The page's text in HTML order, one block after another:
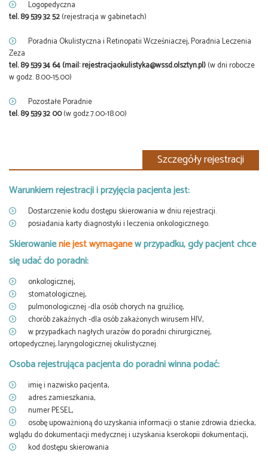
Logopedyczna
tel. 89 539 32 52(rejestracja w gabinetach)
Poradnia Okulistyczna i Retinopatii Wcześniaczej, Poradnia Leczenia
Zeza
tel. 89 539 34 64 (mail: rejestracjaokulistyka@wssd.olsztyn.pl)(w dni robocze
w godz. 8.00-15.00)
Pozostałe Poradnie
tel. 89 539 32 00(w godz.7.00-18.00)
Szczegóły rejestracji
Warunkiem rejestracji i przyjęcia pacjenta jest:
Dostarczenie kodu dostępu skierowania w dniu rejestracji.
posiadania karty diagnostyki i leczenia onkologicznego.
Skierowanienie jest wymaganew przypadku, gdy pacjent chce
się udać do poradni:
onkologicznej,
stomatologicznej,
pulmonologicznej -dla osób chorych na gruźlicę,
chorób zakaźnych -dla osób zakażonych wirusem HIV,
w przypadkach nagłych urazów do poradni chirurgicznej,
ortopedycznej, laryngologicznej okulistycznej.
Osoba rejestrująca pacjenta do poradni winna podać:
imię i nazwisko pacjenta,
adres zamieszkania,
numer PESEL,
osobę upoważnioną do uzyskania informacji o stanie zdrowia dziecka,
wglądu do dokumentacji medycznej i uzyskania kserokopii dokumentacji,
kod dostępu skierowania